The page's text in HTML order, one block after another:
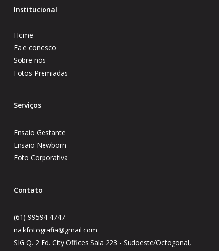
Institucional
Home
Fale conosco
Sobre nós
Fotos Premiadas
Serviços
Ensaio Gestante
Ensaio Newborn
Foto Corporativa
Contato
(61) 99594 4747
naikfotografia@gmail.com
SIG Q. 2 Ed. City Offices Sala 223 - Sudoeste/Octogonal,